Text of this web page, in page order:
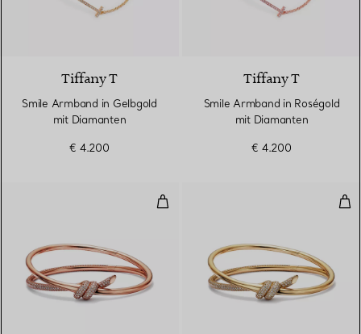
Tiffany T
Smile Armband in Gelbgold
mit Diamanten
€ 4.200
Tiffany T
Smile Armband in Roségold
mit Diamanten
€ 4.200
Zweireihiger, aufklappbarer